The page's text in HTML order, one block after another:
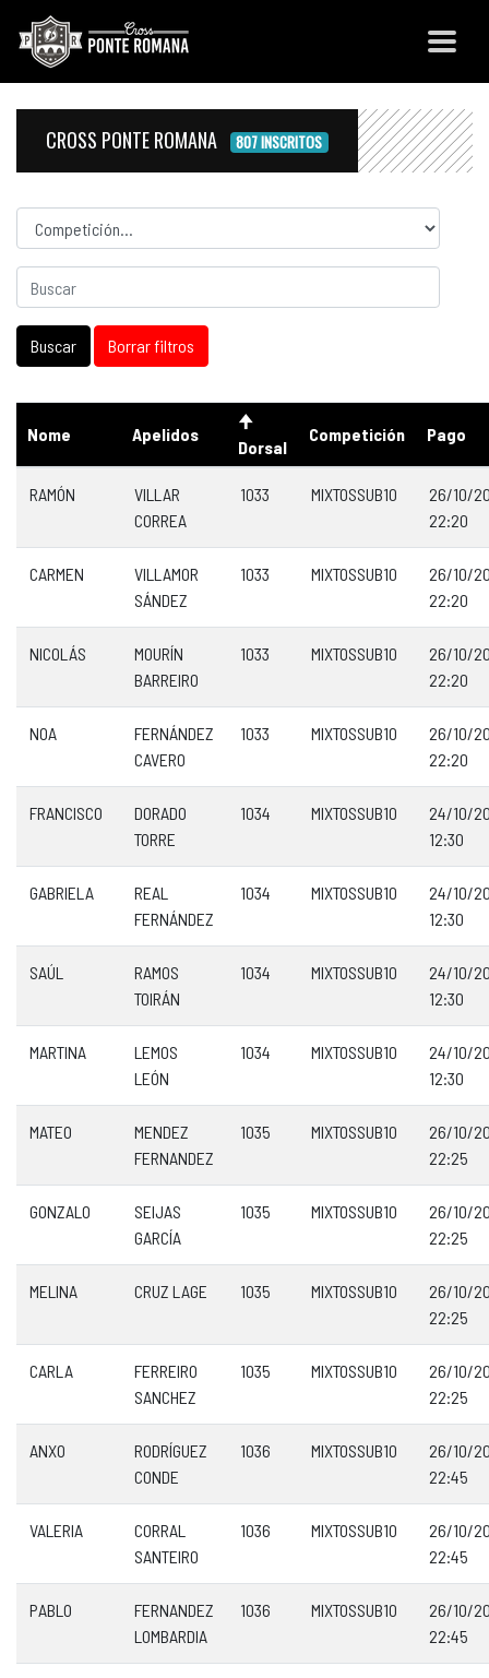
CROSS PONTE ROMANA 807 INSCRITOS
Competicion
Nome Apelidos
Dorsal
Competición Pago
RAMÓN
VILLAR
CORREA
1033 MIXTOSSUB10
26/10/
22:20
CARMEN
VILLAMOR
SÁNDEZ
1033 MIXTOSSUB10
26/10/
22:20
NICOLÁS
MOURÍN
BARREIRO
1033 MIXTOSSUB10
26/10/
22:20
NOA
FERNÁNDEZ
CAVERO
1033 MIXTOSSUB10
26/10/
22:20
FRANCISCO
DORADO
TORRE
1034 MIXTOSSUB10
24/10/
12:30
GABRIELA
REAL
FERNÁNDEZ
1034 MIXTOSSUB10
24/10/
12:30
SAÚL
RAMOS
TOIRÁN
1034 MIXTOSSUB10
24/10/
12:30
MARTINA
LEMOS
LEÓN
1034 MIXTOSSUB10
24/10/
12:30
MATEO
MENDEZ
FERNANDEZ
1035 MIXTOSSUB10
26/10/
22:25
GONZALO
SEIJAS
GARCÍA
1035 MIXTOSSUB10
26/10/
22:25
MELINA CRUZ LAGE 1035 MIXTOSSUB10
26/10/
22:25
CARLA
FERREIRO
SANCHEZ
1035 MIXTOSSUB10
26/10/
22:25
ANXO
RODRÍGUEZ
CONDE
1036 MIXTOSSUB10
26/10/
22:45
VALERIA
CORRAL
SANTEIRO
1036 MIXTOSSUB10
26/10/
22:45
PABLO
FERNANDEZ
LOMBARDIA
1036 MIXTOSSUB10
26/10/
22:45